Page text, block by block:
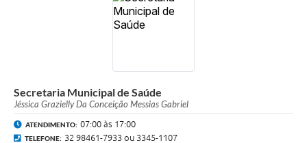
Secretaria Municipal de Saúde
Jéssica Grazielly Da Conceição Messias Gabriel
ATENDIMENTO: 07:00 às 17:00
TELEFONE: 32 98461-7933 ou 3345-1107